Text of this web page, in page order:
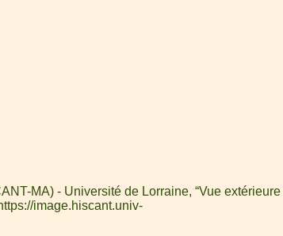
MA) - Université de Lorraine, “Vue extérieure
image.hiscant.univ-